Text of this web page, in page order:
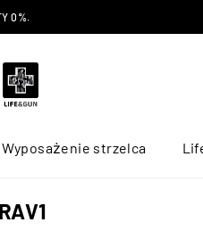
0%.
Wyposażenie strzelca